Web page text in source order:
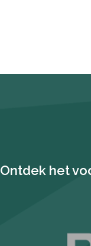
Ontdek het